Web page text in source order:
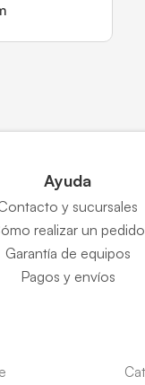
Ayuda
y sucursales
realizar un
Garantía de equipos
Pagos y envíos